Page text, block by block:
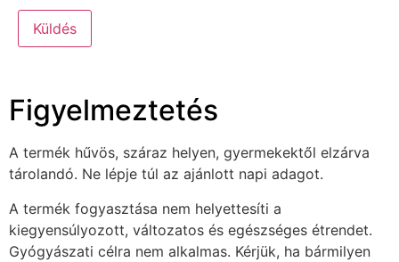
Figyelmeztetés
A termék hűvös, száraz helyen, gyermekektől elzárva
tárolandó. Ne lépje túl az ajánlott napi adagot.
A termék fogyasztása nem helyettesíti a
kiegyensúlyozott, változatos és egészséges étrendet.
Gyógyászati célra nem alkalmas. Kérjük, ha bármilyen